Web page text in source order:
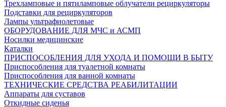
Трехламповые и пятиламповые облучатели рециркуляторы
Подставки для рециркуляторов
Лампы ультрафиолетовые
ОБОРУДОВАНИЕ ДЛЯ МЧС и АСМП
Носилки медицинские
Каталки
ПРИСПОСОБЛЕНИЯ ДЛЯ УХОДА И ПОМОЩИ В БЫТУ
Приспособления для туалетной комнаты
Приспособления для ванной комнаты
ТЕХНИЧЕСКИЕ СРЕДСТВА РЕАБИЛИТАЦИИ
Аппараты для суставов
Откидные сиденья